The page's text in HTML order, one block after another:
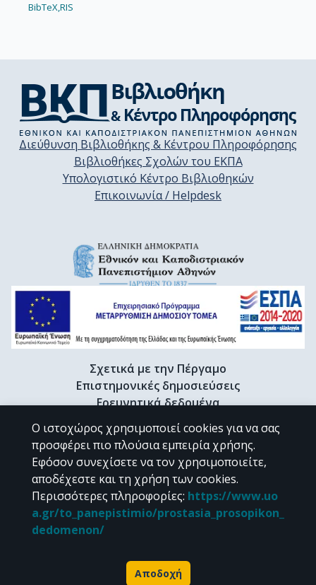
BibTeX,RIS
Διεύθυνση Βιβλιοθήκης & Κέντρου Πληροφόρησης
Βιβλιοθήκες Σχολών του ΕΚΠΑ
Υπολογιστικό Κέντρο Βιβλιοθηκών
Επικοινωνία / Helpdesk
Σχετικά με την Πέργαμο
Επιστημονικές δημοσιεύσεις
Ερευνητικά δεδομένα
Διδακτορικές διατριβές & Γκρίζα βιβλιογραφία
Προφίλ Ερευνητή
CC BY-NC 4.0
Εκτός αν αναφέρεται διαφορετικά, το υλικό της "Περγάμου" διατίθεται
Powered by
Ο ιστοχώρος χρησιμοποιεί cookies για να σας
προσφέρει πιο πλούσια εμπειρία χρήσης.
Εφόσον συνεχίσετε να τον χρησιμοποιείτε,
αποδέχεστε και τη χρήση των cookies.
Περισσότερες πληροφορίες: https://www.uo
a.gr/to_panepistimio/prostasia_prosopikon_
dedomenon/
Αποδοχή